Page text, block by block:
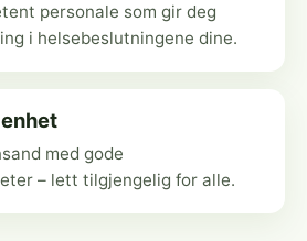
personale som gir deg
i helsebeslutningene dine.
med gode
– lett tilgjengelig for alle.